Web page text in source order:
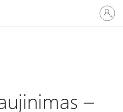
prie
paskyros
–